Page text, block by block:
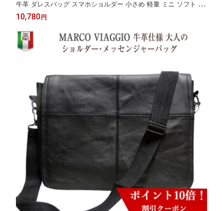
牛革 ダレスバッグ スマホショルダー 小さめ 軽量 ミニ ソフト 牛
革 本革 ミニショルダーバッグ ポシェット レディース レザー シ
ョルダー ショルダーバッグ がま口 イタリア おしゃれ 女性 ソフ
ト牛革
10,780円